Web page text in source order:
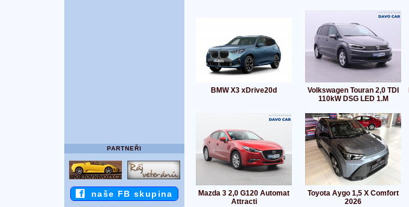
PARTNEŘI
naše FB skupina
BMW X3 xDrive20d
Volkswagen Touran 2,0 TDI
110kW DSG LED 1.M
Mazda 3 2,0 G120 Automat
Attracti
Toyota Aygo 1,5 X Comfort
2026